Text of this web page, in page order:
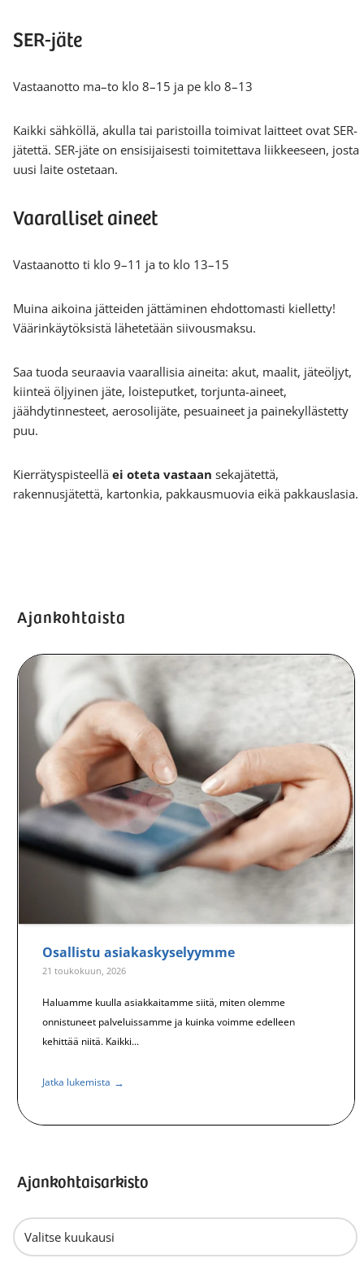
SER-jäte
Vastaanotto ma–to klo 8–15 ja pe klo 8–13
Kaikki sähköllä, akulla tai paristoilla toimivat laitteet ovat SER-
jätettä. SER-jäte on ensisijaisesti toimitettava liikkeeseen, josta
uusi laite ostetaan.
Vaaralliset aineet
Vastaanotto ti klo 9–11 ja to klo 13–15
Muina aikoina jätteiden jättäminen ehdottomasti kielletty!
Väärinkäytöksistä lähetetään siivousmaksu.
Saa tuoda seuraavia vaarallisia aineita: akut, maalit, jäteöljyt,
kiinteä öljyinen jäte, loisteputket, torjunta-aineet,
jäähdytinnesteet, aerosolijäte, pesuaineet ja painekyllästetty
puu.
Kierrätyspisteellä ei oteta vastaan sekajätettä,
rakennusjätettä, kartonkia, pakkausmuovia eikä pakkauslasia.
Ajankohtaista
Osallistu asiakaskyselyymme
21 toukokuun, 2026
Haluamme kuulla asiakkaitamme siitä, miten olemme
onnistuneet palveluissamme ja kuinka voimme edelleen
kehittää niitä. Kaikki...
Jatka lukemista →
Ajankohtaisarkisto